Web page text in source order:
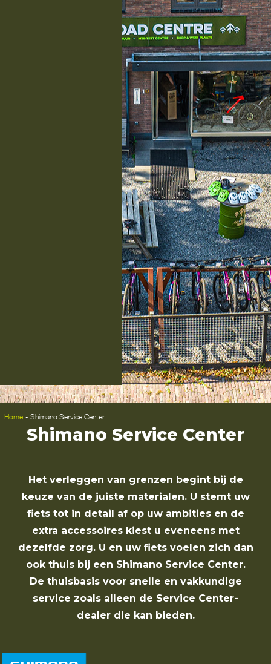
Home - Shimano Service Center
Shimano Service Center
Het verleggen van grenzen begint bij de
keuze van de juiste materialen. U stemt uw
fiets tot in detail af op uw ambities en de
extra accessoires kiest u eveneens met
dezelfde zorg. U en uw fiets voelen zich dan
ook thuis bij een Shimano Service Center.
De thuisbasis voor snelle en vakkundige
service zoals alleen de Service Center-
dealer die kan bieden.